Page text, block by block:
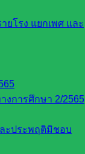
โรง แยกเพศ และ
งการศึกษา 2/2565
ละประพฤติมิชอบ